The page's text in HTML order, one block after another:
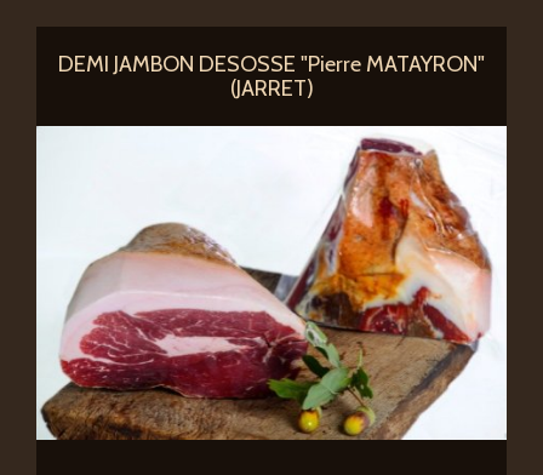
DEMI JAMBON DESOSSE "Pierre MATAYRON"
(JARRET)